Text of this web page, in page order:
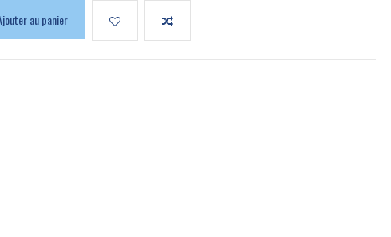
au panier